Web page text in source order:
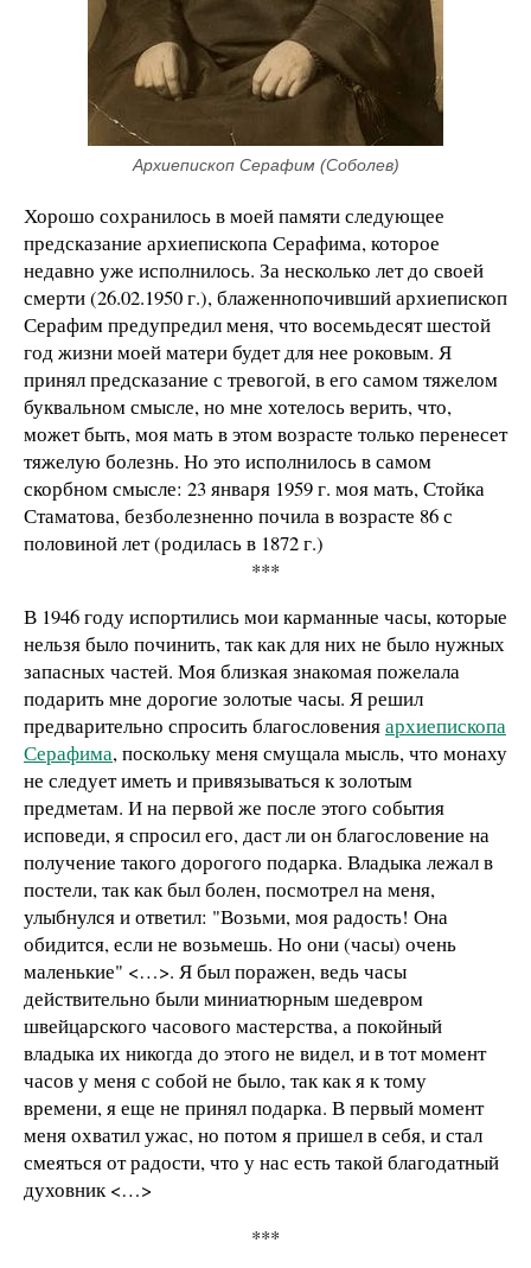
Архиепископ Серафим (Соболев)
Хорошо сохранилось в моей памяти следующее
предсказание архиепископа Серафима, которое
недавно уже исполнилось. За несколько лет до своей
смерти (26.02.1950 г.), блаженнопочивший архиепископ
Серафим предупредил меня, что восемьдесят шестой
год жизни моей матери будет для нее роковым. Я
принял предсказание с тревогой, в его самом тяжелом
буквальном смысле, но мне хотелось верить, что,
может быть, моя мать в этом возрасте только перенесет
тяжелую болезнь. Но это исполнилось в самом
скорбном смысле: 23 января 1959 г. моя мать, Стойка
Стаматова, безболезненно почила в возрасте 86 с
половиной лет (родилась в 1872 г.)
***
В 1946 году испортились мои карманные часы, которые
нельзя было починить, так как для них не было нужных
запасных частей. Моя близкая знакомая пожелала
подарить мне дорогие золотые часы. Я решил
предварительно спросить благословенияархиепископа
Серафима, поскольку меня смущала мысль, что монаху
не следует иметь и привязываться к золотым
предметам. И на первой же после этого события
исповеди, я спросил его, даст ли он благословение на
получение такого дорогого подарка. Владыка лежал в
постели, так как был болен, посмотрел на меня,
улыбнулся и ответил: "Возьми, моя радость! Она
обидится, если не возьмешь. Но они (часы) очень
маленькие" <…>. Я был поражен, ведь часы
действительно были миниатюрным шедевром
швейцарского часового мастерства, а покойный
владыка их никогда до этого не видел, и в тот момент
часов у меня с собой не было, так как я к тому
времени, я еще не принял подарка. В первый момент
меня охватил ужас, но потом я пришел в себя, и стал
смеяться от радости, что у нас есть такой благодатный
духовник <…>
***